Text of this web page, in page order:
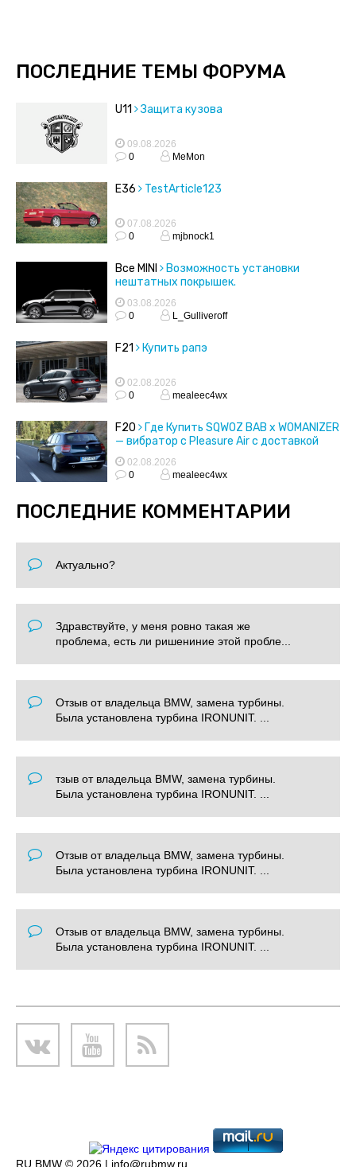
ПОСЛЕДНИЕ ТЕМЫ ФОРУМА
U11 Защита кузова
09.08.2026
0
MeMon
E36 TestArticle123
07.08.2026
0
mjbnock1
Все MINI
Возможность установки
нештатных покрышек.
03.08.2026
0
L_Gulliveroff
F21 Купить рапэ
02.08.2026
0
mealeec4wx
F20
Где Купить SQWOZ BAB x WOMANIZER
— вибратор с Pleasure Air с доставкой
02.08.2026
0
mealeec4wx
ПОСЛЕДНИЕ КОММЕНТАРИИ
Актуально?
Здравствуйте, у меня ровно такая же
проблема, есть ли ришениние этой пробле...
Отзыв от владельца BMW, замена турбины.
Была установлена турбина IRONUNIT. ...
тзыв от владельца BMW, замена турбины.
Была установлена турбина IRONUNIT. ...
Отзыв от владельца BMW, замена турбины.
Была установлена турбина IRONUNIT. ...
Отзыв от владельца BMW, замена турбины.
Была установлена турбина IRONUNIT. ...
RU BMW © 2026 | info@rubmw.ru